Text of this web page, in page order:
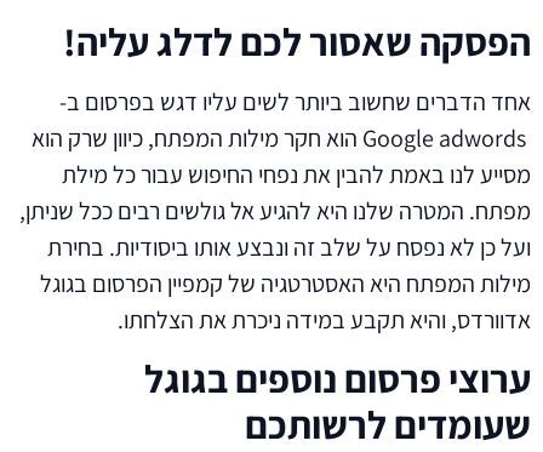
הפסקה שאסור לכם לדלג עליה!
אחד הדברים שחשוב ביותר לשים עליו דגש בפרסום ב-
Google adwords הוא חקר מילות המפתח, כיוון שרק הוא
מסייע לנו באמת להבין את נפחי החיפוש עבור כל מילת
מפתח. המטרה שלנו היא להגיע אל גולשים רבים ככל שניתן,
ועל כן לא נפסח על שלב זה ונבצע אותו ביסודיות. בחירת
מילות המפתח היא האסטרטגיה של קמפיין הפרסום בגוגל
אדוורדס, והיא תקבע במידה ניכרת את הצלחתו.
ערוצי פרסום נוספים בגוגל
שעומדים לרשותכם